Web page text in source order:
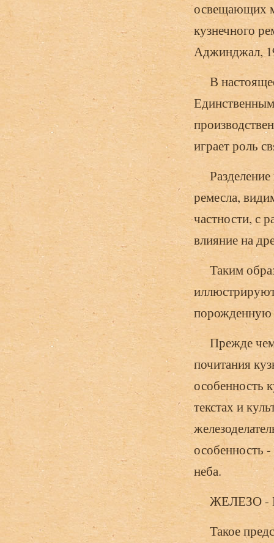
освещающих
кузнечного
Аджинджал,
В настоящее
играет роль
Разделение
ремесла,
частности, с
влияние на
Таким
порожденную
Прежде чем
почитания
особенность
текстах и
особенность
неба.
ЖЕЛЕЗО -
Такое